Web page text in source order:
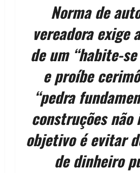
Norma de
vereadora exige
de um “habite-
e proíbe
“pedra
construções não
objetivo é evitar
de dinheiro